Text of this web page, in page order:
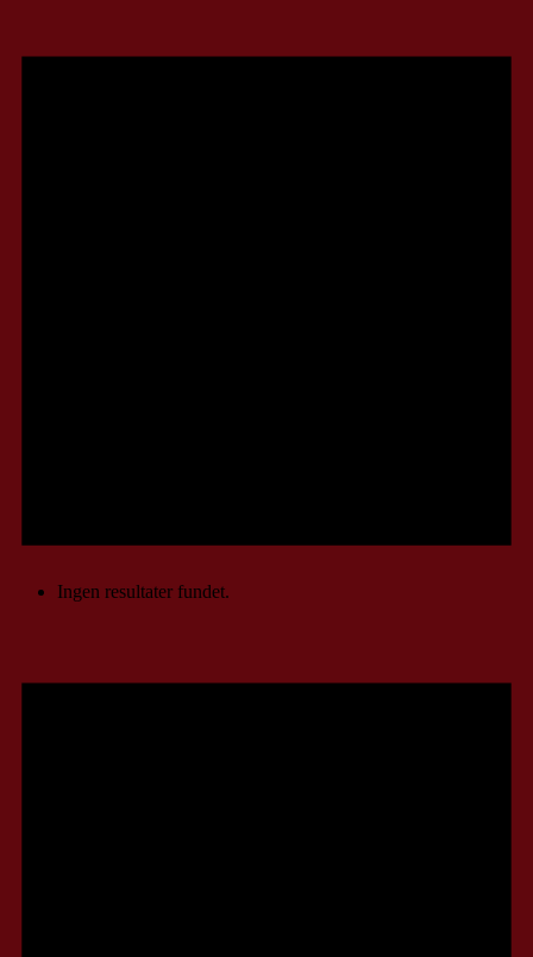
Ingen resultater fundet.